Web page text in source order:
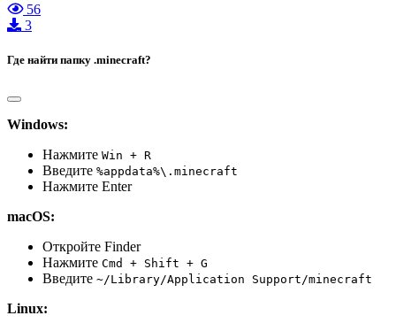
56
3
Где найти папку .minecraft?
Windows:
Нажмите Win + R
Введите %appdata%\.minecraft
Нажмите Enter
macOS:
Откройте Finder
Нажмите Cmd + Shift + G
Введите ~/Library/Application Support/minecraft
Linux: